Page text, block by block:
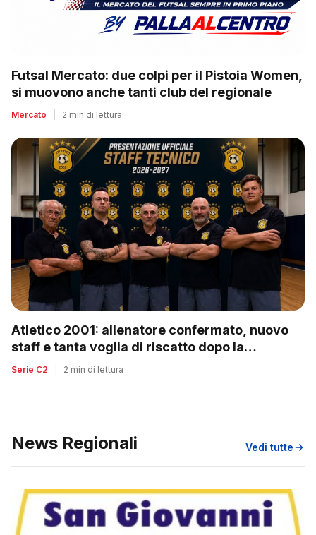
Futsal Mercato: due colpi per il Pistoia Women,
si muovono anche tanti club del regionale
Mercato 2 min di lettura
Atletico 2001: allenatore confermato, nuovo
staff e tanta voglia di riscatto dopo la
retrocessione
Serie C2 2 min di lettura
News Regionali Vedi tutte